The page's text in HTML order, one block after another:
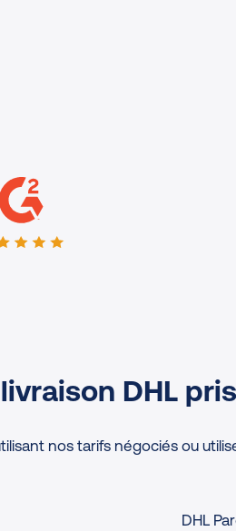
DHL
nos tarifs négociés ou
DHL